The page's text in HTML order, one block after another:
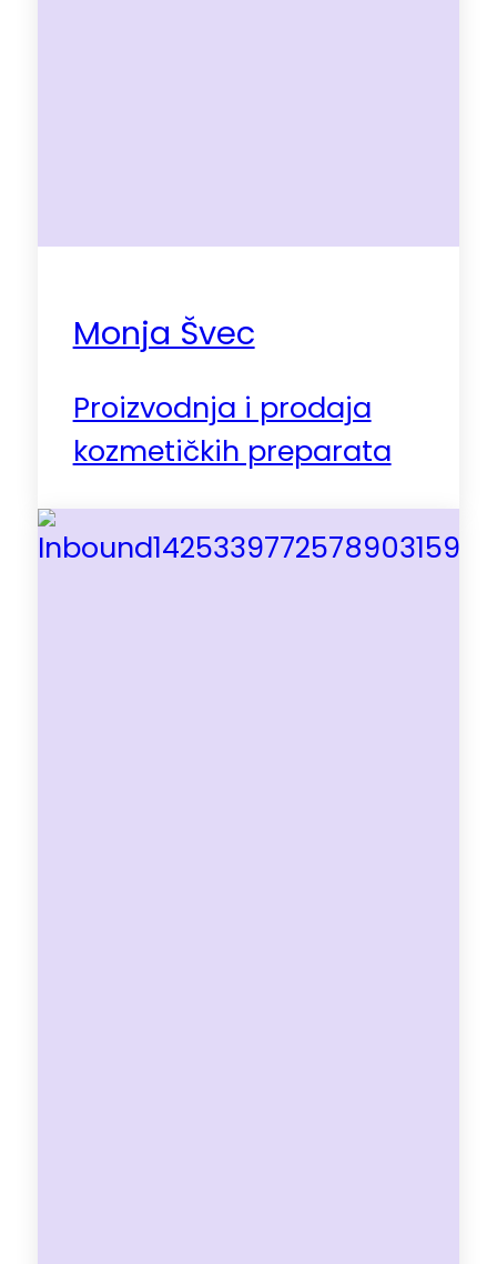
Monja Švec
Proizvodnja i prodaja
kozmetičkih preparata